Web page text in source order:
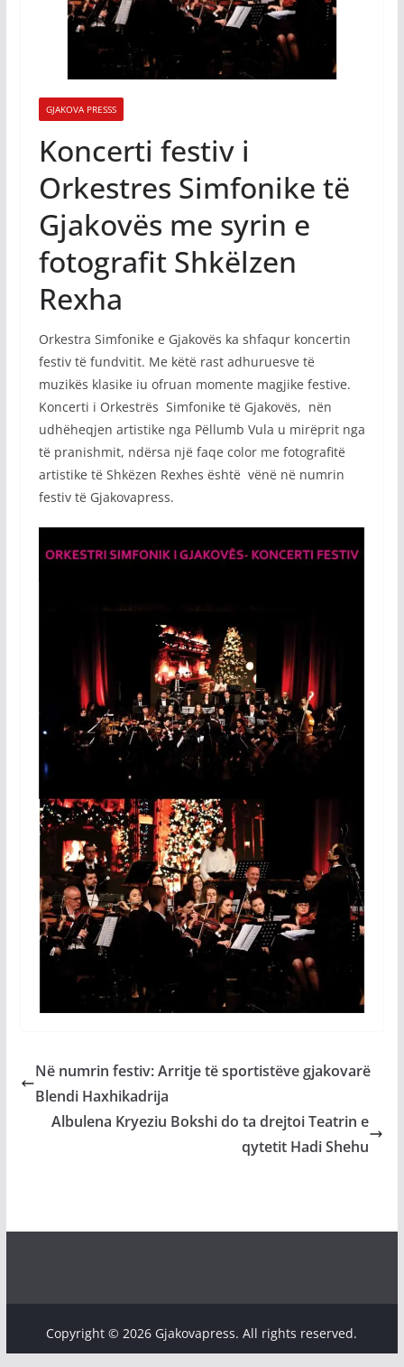
GJAKOVA PRESSS
Koncerti festiv i
Orkestres Simfonike të
Gjakovës me syrin e
fotografit Shkëlzen
Rexha
Orkestra Simfonike e Gjakovës ka shfaqur koncertin
festiv të fundvitit. Me këtë rast adhuruesve të
muzikës klasike iu ofruan momente magjike festive.
Koncerti i Orkestrës Simfonike të Gjakovës, nën
udhëheqjen artistike nga Pëllumb Vula u mirëprit nga
të pranishmit, ndërsa një faqe color me fotografitë
artistike të Shkëzen Rexhes është vënë në numrin
festiv të Gjakovapress.
Në numrin festiv: Arritje të sportistëve gjakovarë
Blendi Haxhikadrija
Albulena Kryeziu Bokshi do ta drejtoi Teatrin e
qytetit Hadi Shehu
Copyright © 2026 Gjakovapress. All rights reserved.